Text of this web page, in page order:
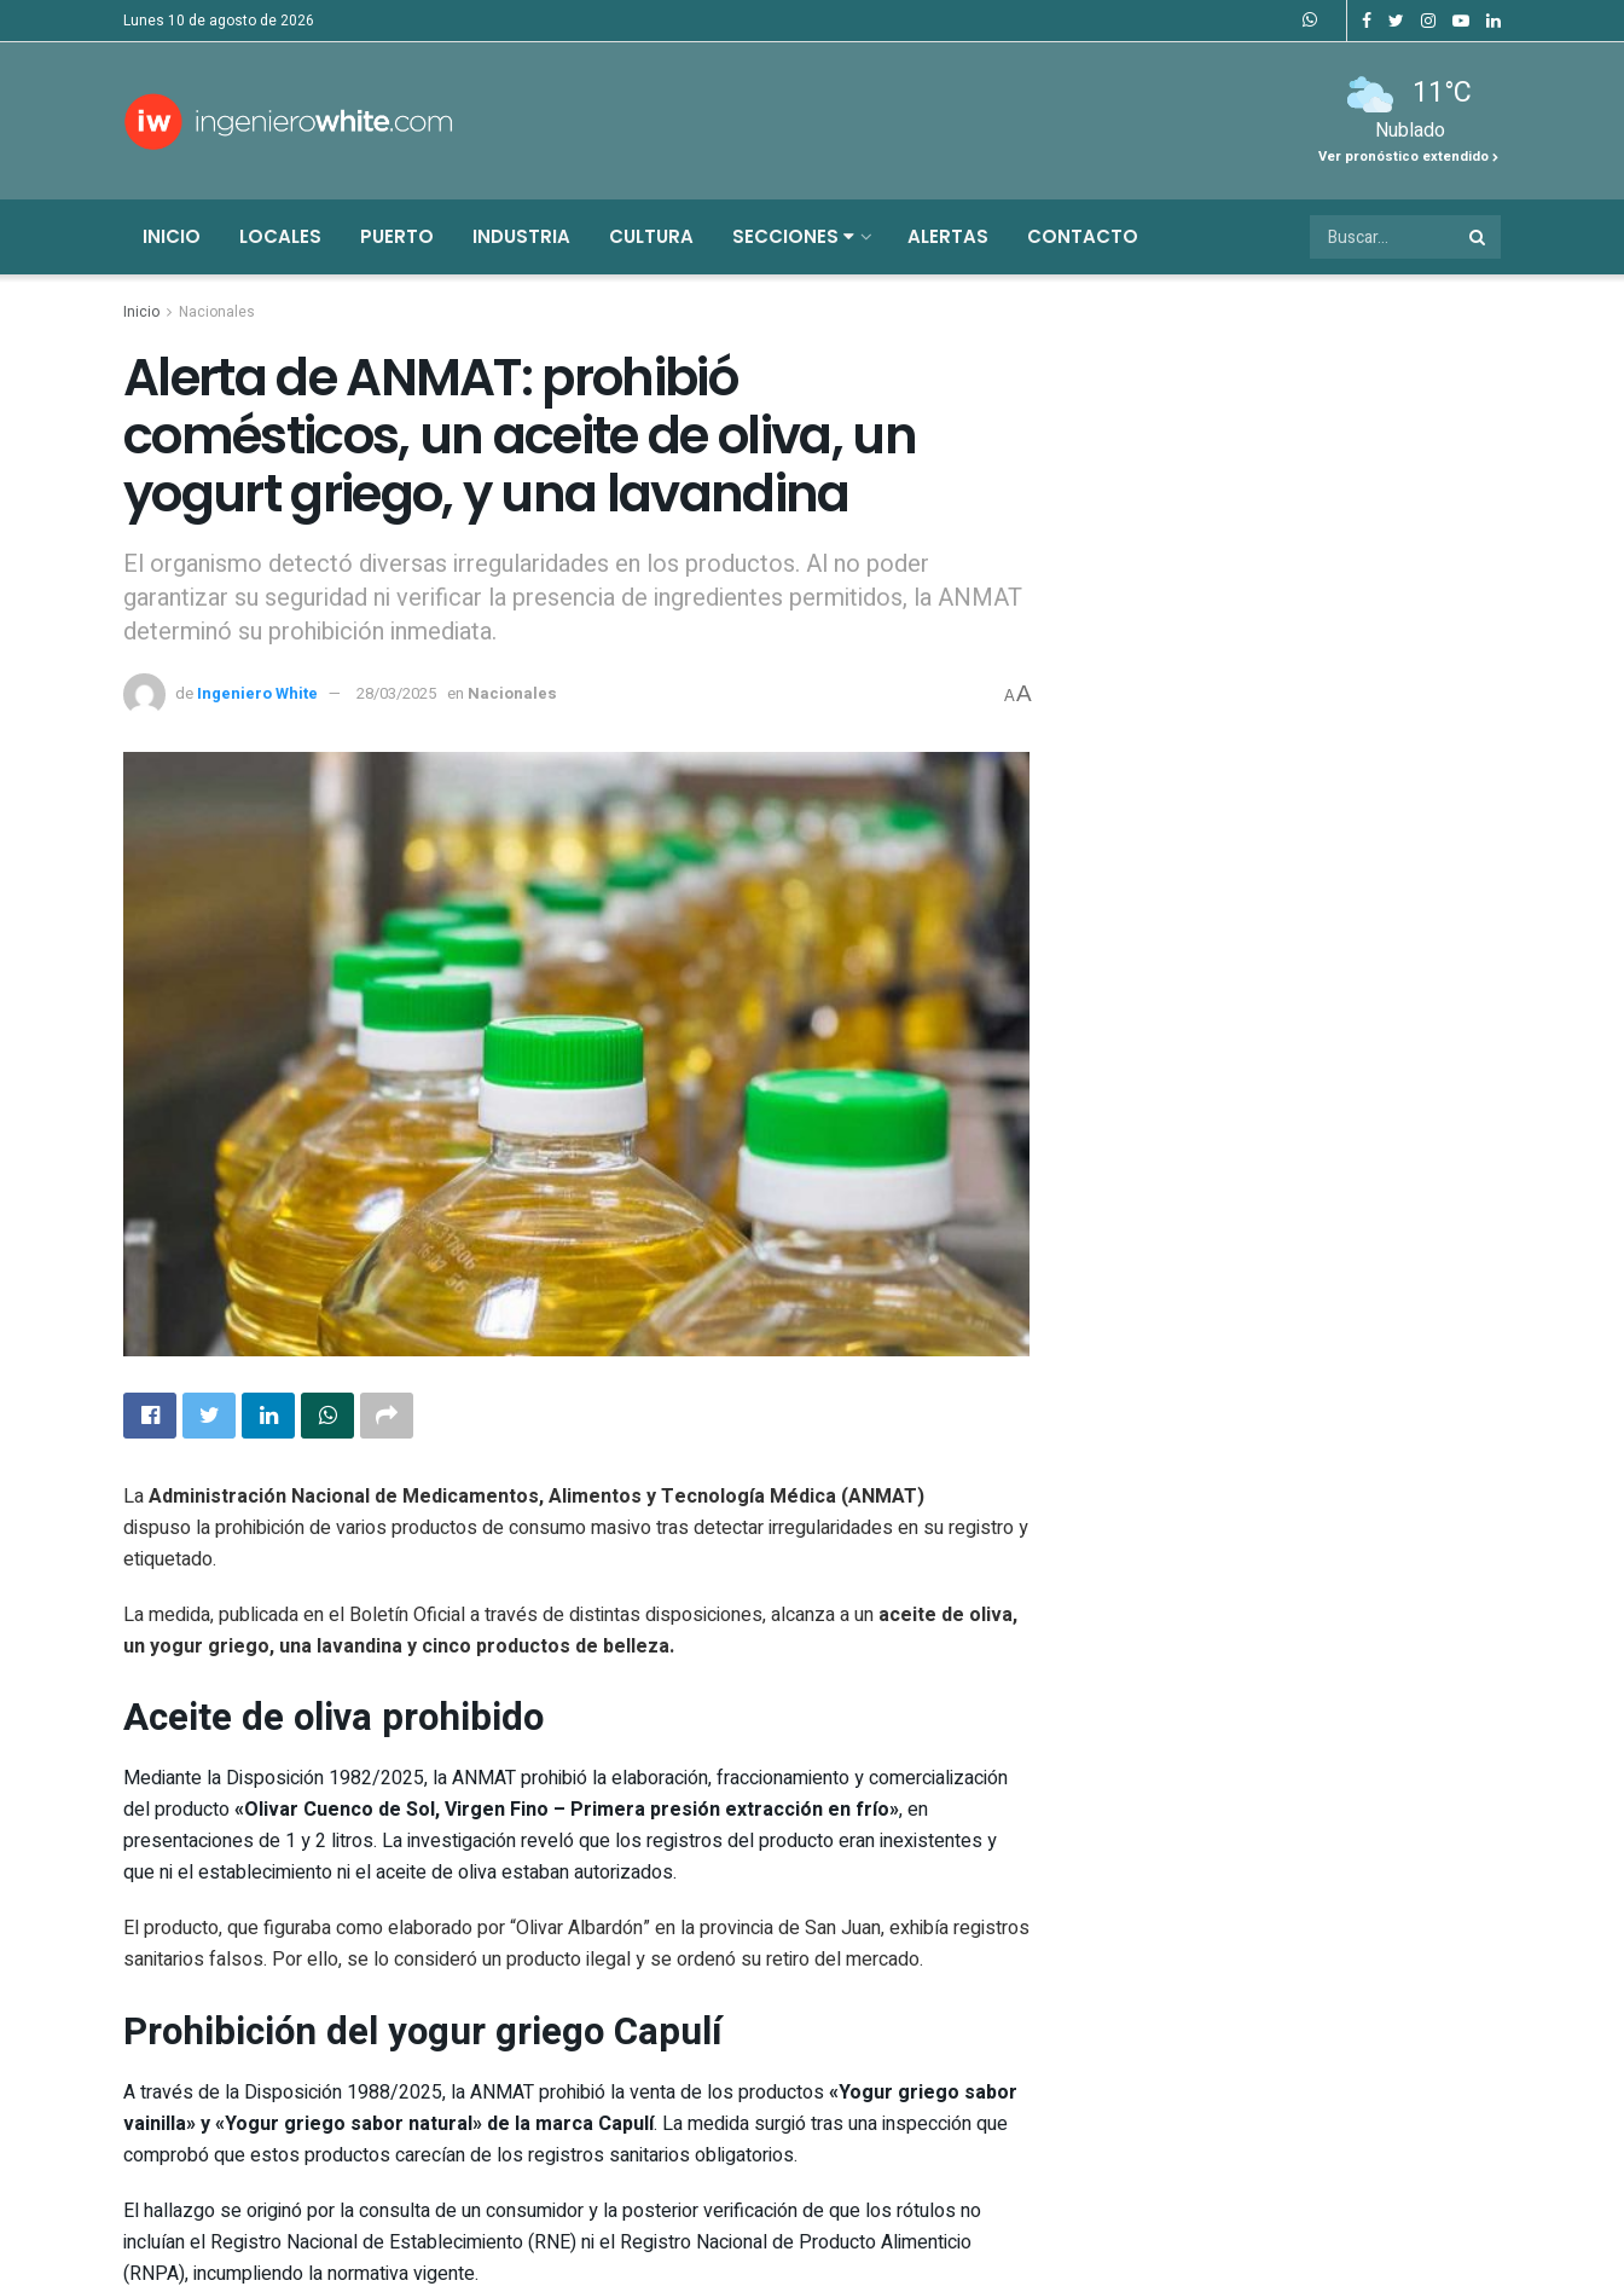
lunes 10 de agosto de 2026
11°C
Nublado
Ver pronóstico extendido
INICIO LOCALES PUERTO INDUSTRIA CULTURA SECCIONES ALERTAS CONTACTO
Inicio Nacionales
Alerta de ANMAT: prohibió
comésticos, un aceite de oliva, un
yogurt griego, y una lavandina
El organismo detectó diversas irregularidades en los productos. Al no poder
garantizar su seguridad ni verificar la presencia de ingredientes permitidos, la ANMAT
determinó su prohibición inmediata.
de Ingeniero White 28/03/2025 en Nacionales AA
LaAdministración Nacional de Medicamentos, Alimentos y Tecnología Médica (ANMAT)
dispuso la prohibición de varios productos de consumo masivo tras detectar irregularidades en su registro y
etiquetado.
La medida, publicada en el Boletín Oficial a través de distintas disposiciones, alcanza a un aceite de oliva,
un yogur griego, una lavandina y cinco productos de belleza.
Aceite de oliva prohibido
Mediante la Disposición 1982/2025, la ANMAT prohibió la elaboración, fraccionamiento y comercialización
del producto«Olivar Cuenco de Sol, Virgen Fino – Primera presión extracción en frío», en
presentaciones de 1 y 2 litros. La investigación reveló que los registros del producto eran inexistentes y
que ni el establecimiento ni el aceite de oliva estaban autorizados.
El producto, que figuraba como elaborado por “Olivar Albardón” en la provincia de San Juan, exhibía registros
sanitarios falsos. Por ello, se lo consideró un producto ilegal y se ordenó su retiro del mercado.
Prohibición del yogur griego Capulí
A través de la Disposición 1988/2025, la ANMAT prohibió la venta de los productos«Yogur griego sabor
vainilla» y «Yogur griego sabor natural» de la marca Capulí. La medida surgió tras una inspección que
comprobó que estos productos carecían de los registros sanitarios obligatorios.
El hallazgo se originó por la consulta de un consumidor y la posterior verificación de que los rótulos no
incluían el Registro Nacional de Establecimiento (RNE) ni el Registro Nacional de Producto Alimenticio
(RNPA), incumpliendo la normativa vigente.